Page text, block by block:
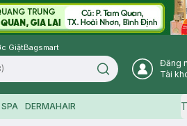
GiặtBagsmart
Search icon
Đăng
Tài
DERMAHAIR